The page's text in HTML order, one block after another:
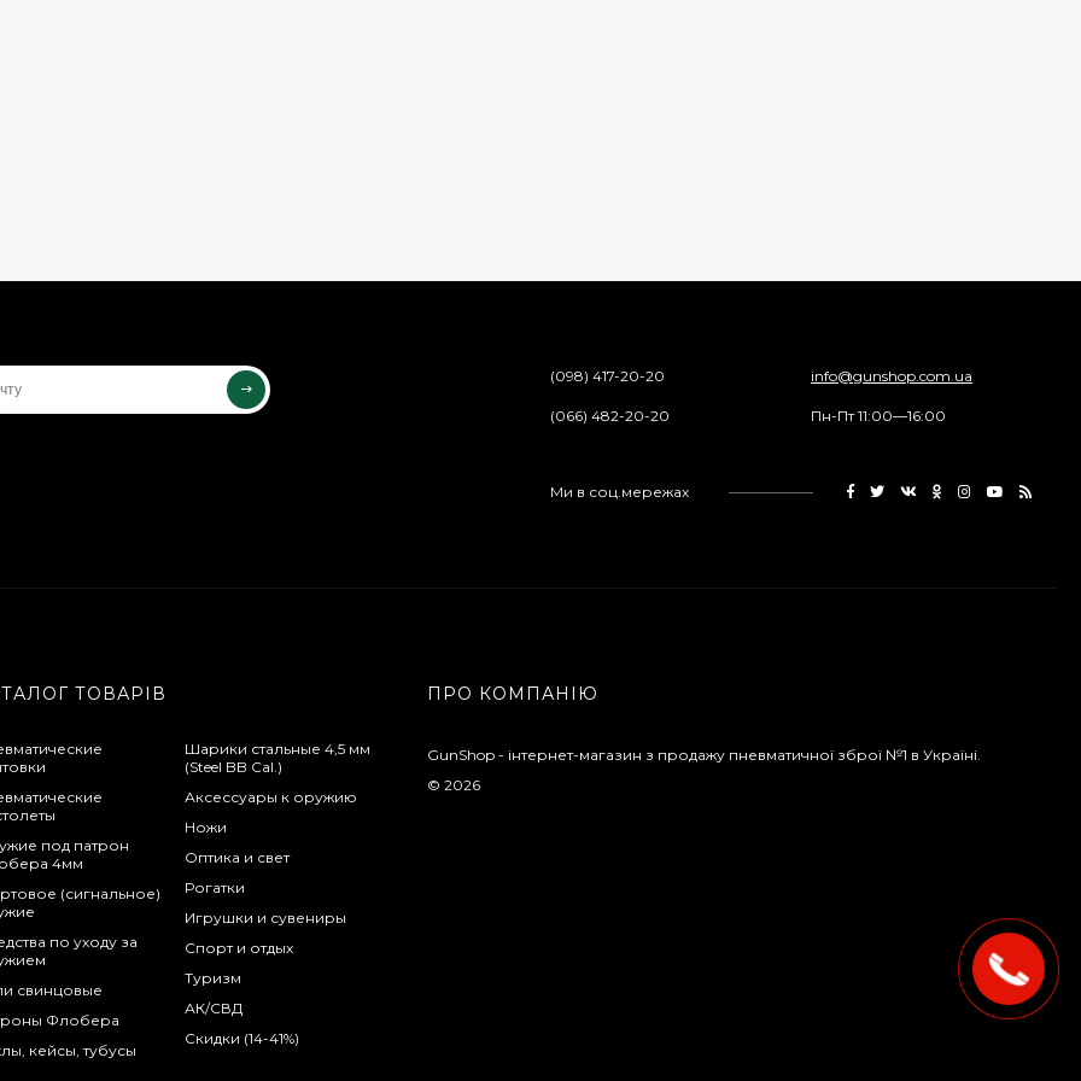
(098) 417-20-20
(066) 482-20-20
info@gunshop.com.ua
Пн-Пт 11:00—16:00
Ми в соц.мережах
ТОВАРІВ
под патрон
4мм
(сигнальное)
по уходу за
свинцовые
Флобера
кейсы, тубусы
Шарики стальные 4,5 мм
(Steel BB Cal.)
Аксессуары к оружию
Ножи
Оптика и свет
Рогатки
Игрушки и сувениры
Спорт и отдых
Туризм
АК/СВД
Скидки (14-41%)
ПРО КОМПАНІЮ
GunShop - інтернет-магазин з продажу пневматичної зброї №1 в Україні.
© 2026